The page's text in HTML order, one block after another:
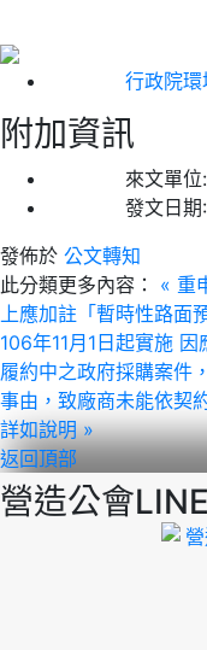
行政院環境
附加資訊
來文單位:
發文日期:
發佈於 公文轉知
此分類更多內容：
« 重
上應加註「暫時性路
106年11月1日起實施 因
履約中之政府採購案件
事由，致廠商未能依契
詳如說明 »
返回頂部
營造公會